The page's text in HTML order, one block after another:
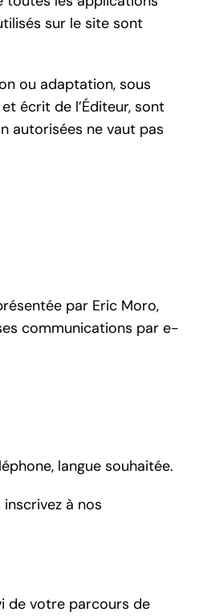
sur le site sont
ou adaptation, sous
écrit de l’Éditeur, sont
autorisées ne vaut pas
par Eric Moro,
communications par e-
langue souhaitée.
à nos
de votre parcours de